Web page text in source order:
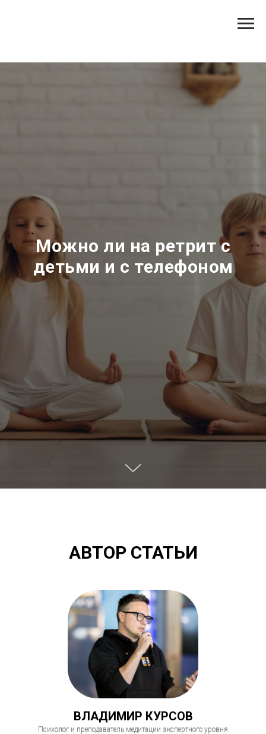
Можно ли на ретрит с
детьми и с телефоном
АВТОР СТАТЬИ
ВЛАДИМИР КУРСОВ
Психолог и преподаватель медитации экспертного уровня